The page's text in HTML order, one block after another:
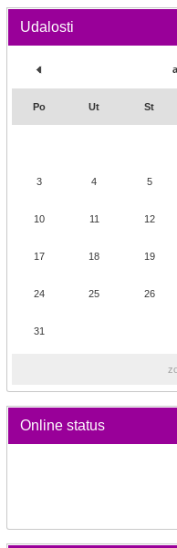
Udalosti
Po Ut St
3 4 5
10 11 12
17 18 19
24 25 26
31
Online status